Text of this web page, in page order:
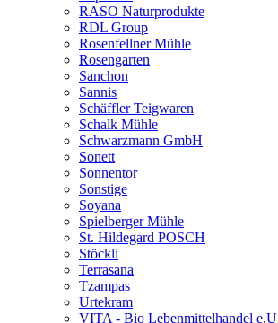
RASO Naturprodukte
RDL Group
Rosenfellner Mühle
Rosengarten
Sanchon
Sannis
Schäffler Teigwaren
Schalk Mühle
Schwarzmann GmbH
Sonett
Sonnentor
Sonstige
Soyana
Spielberger Mühle
St. Hildegard POSCH
Stöckli
Terrasana
Tzampas
Urtekram
VITA - Bio Lebenmittelhandel e.U